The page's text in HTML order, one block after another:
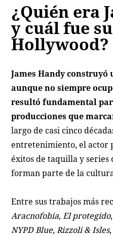
¿Quién era
y cuál fue
Hollywood?
James Handy construyó
aunque no siempre
resultó fundamental
producciones que
largo de casi cinco
entretenimiento, el actor
éxitos de taquilla y series
forman parte de la
Entre sus trabajos más
Aracnofobia,El protegido
NYPD Blue,Rizzoli & Isles